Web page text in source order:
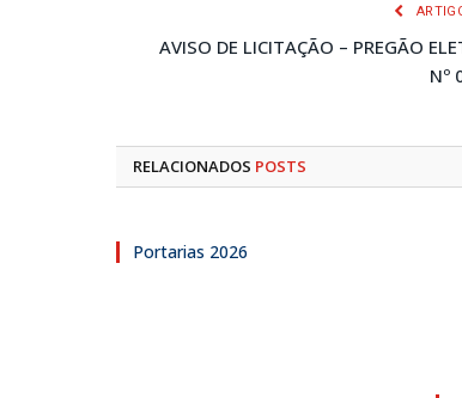
AVISO DE LICITAÇÃO – PREGÃO
Nº
RELACIONADOS POSTS
Portarias 2026